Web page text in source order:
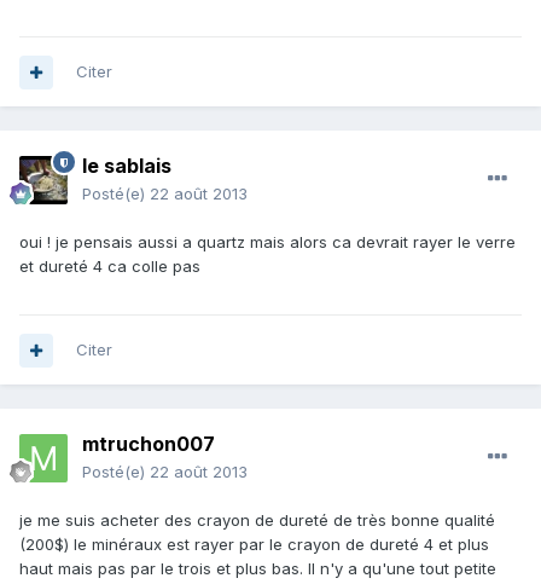
Citer
le sablais
Posté(e) 22 août 2013
oui ! je pensais aussi a quartz mais alors ca devrait rayer le verre
et dureté 4 ca colle pas
Citer
mtruchon007
Posté(e) 22 août 2013
je me suis acheter des crayon de dureté de très bonne qualité
(200$) le minéraux est rayer par le crayon de dureté 4 et plus
haut mais pas par le trois et plus bas. Il n'y a qu'une tout petite